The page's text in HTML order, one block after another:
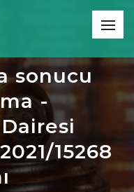
sonucu
-
15268